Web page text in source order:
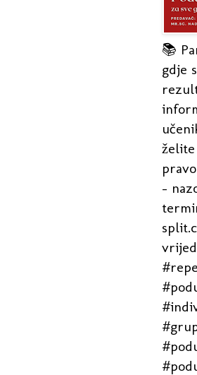
📚
gdje
želite
-